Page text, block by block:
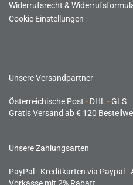
Widerrufsrecht &
Cookie Einstellungen
Unsere Versandpartner
Österreichische Post - DHL -GLS
Gratis Versand ab € 120
Unsere Zahlungsarten
PayPal - Kreditkarten via Paypal -